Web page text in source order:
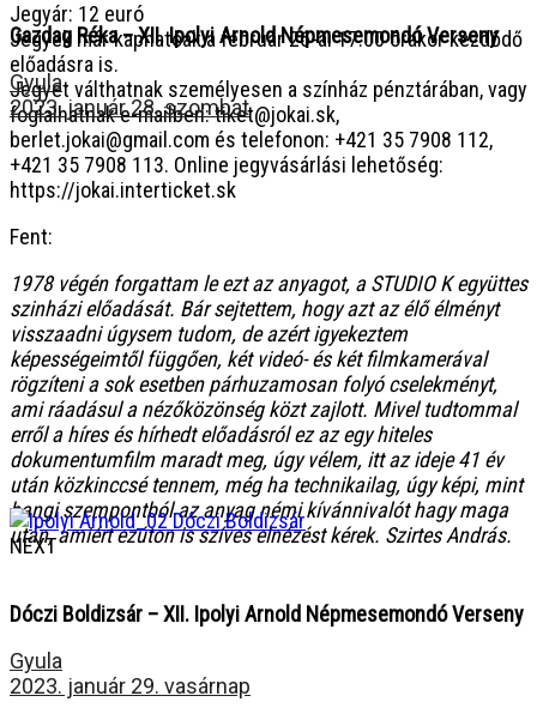
Jegyár: 12 euró
Jegyek már kaphatóak a február 26-ai 17:00 órakor kezdődő
előadásra is.
Jegyet válthatnak személyesen a színház pénztárában, vagy
foglalhatnak e-mailben: tiket@jokai.sk,
berlet.jokai@gmail.com és telefonon: +421 35 7908 112,
+421 35 7908 113. Online jegyvásárlási lehetőség:
https://jokai.interticket.sk
Fent:
1978 végén forgattam le ezt az anyagot, a STUDIO K együttes
szinházi előadását. Bár sejtettem, hogy azt az élő élményt
visszaadni úgysem tudom, de azért igyekeztem
képességeimtől függően, két videó- és két filmkamerával
rögzíteni a sok esetben párhuzamosan folyó cselekményt,
ami ráadásul a nézőközönség közt zajlott. Mivel tudtommal
erről a híres és hírhedt előadásról ez az egy hiteles
dokumentumfilm maradt meg, úgy vélem, itt az ideje 41 év
után közkinccsé tennem, még ha technikailag, úgy képi, mint
hangi szempontból az anyag némi kívánnivalót hagy maga
után, amiért ezúton is szíves elnézést kérek. Szirtes András.
Gazdag Réka – XII. Ipolyi Arnold Népmesemondó Verseny
Gyula
2023. január 28. szombat
NEXT
Dóczi Boldizsár – XII. Ipolyi Arnold Népmesemondó Verseny
Gyula
2023. január 29. vasárnap